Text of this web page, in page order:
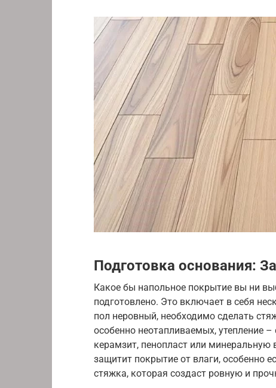
Подготовка основания:
Какое бы напольное покрытие вы ни
подготовлено. Это включает в себя
пол неровный, необходимо сделать
особенно неотапливаемых, утепление
керамзит, пенопласт или минеральную
защитит покрытие от влаги, особенно
стяжка, которая создаст ровную и